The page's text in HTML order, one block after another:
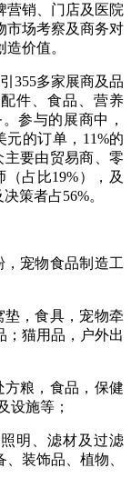
营销、门店及医院
市场考察及商务对
价值。
355多家展商及品
件、食品、营养
参与的展商中，
元的订单，11%的
主要由贸易商、零
占比19%），及
策者占56%。
，宠物食品制造工
垫，食具，宠物牵
；猫用品，户外出
粮，食品，保健
设施等；
明、滤材及过滤
装饰品、植物、